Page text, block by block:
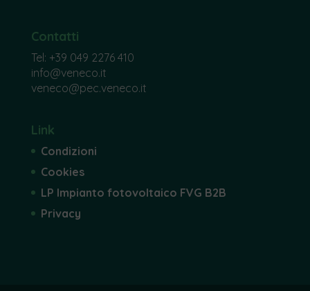
Contatti
Tel: +39 049 2276 410
info@veneco.it
veneco@pec.veneco.it
Link
Condizioni
Cookies
LP Impianto fotovoltaico FVG B2B
Privacy